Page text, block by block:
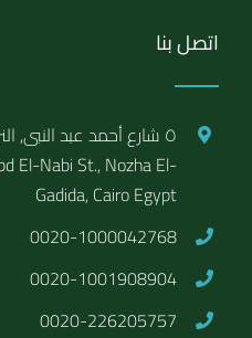
اتصل بنا
٥ شارع أحمد عبد النبى,
El-Nabi St., Nozha El-
Gadida, Cairo Egypt
0020-1000042768
0020-1001908904
0020-226205757